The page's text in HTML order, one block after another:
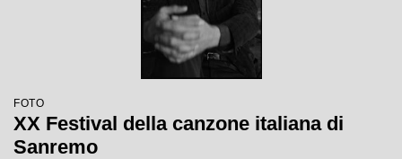
FOTO
XX Festival della canzone italiana di
Sanremo